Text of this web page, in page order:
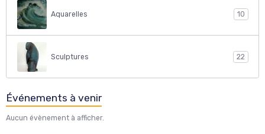
Aquarelles 10
Sculptures 22
Événements à venir
Aucun évènement à afficher.